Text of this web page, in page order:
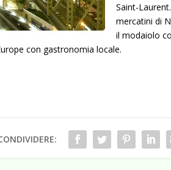
Saint-
mercatini di
il modaiolo
con gastronomia locale.